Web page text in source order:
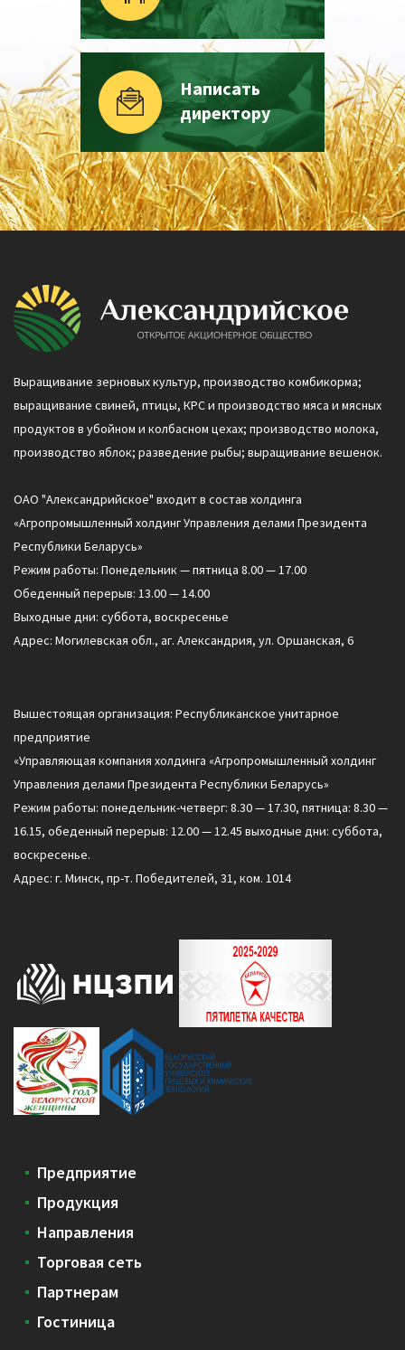
Написать
директору
Выращивание зерновых культур, производство комбикорма;
выращивание свиней, птицы, КРС и производство мяса и мясных
продуктов в убойном и колбасном цехах; производство молока,
производство яблок; разведение рыбы; выращивание вешенок.
ОАО "Александрийское" входит в состав холдинга
«Агропромышленный холдинг Управления делами Президента
Республики Беларусь»
Режим работы: Понедельник — пятница 8.00 — 17.00
Обеденный перерыв: 13.00 — 14.00
Выходные дни: суббота, воскресенье
Адрес: Могилевская обл., аг. Александрия, ул. Оршанская, 6
Вышестоящая организация: Республиканское унитарное
предприятие
«Управляющая компания холдинга «Агропромышленный холдинг
Управления делами Президента Республики Беларусь»
Режим работы: понедельник-четверг: 8.30 — 17.30, пятница: 8.30 —
16.15, обеденный перерыв: 12.00 — 12.45 выходные дни: суббота,
воскресенье.
Адрес: г. Минск, пр-т. Победителей, 31, ком. 1014
Предприятие
Продукция
Направления
Торговая сеть
Партнерам
Гостиница